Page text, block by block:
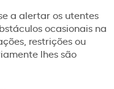
a alertar os utentes
ocasionais na
restrições ou
lhes são